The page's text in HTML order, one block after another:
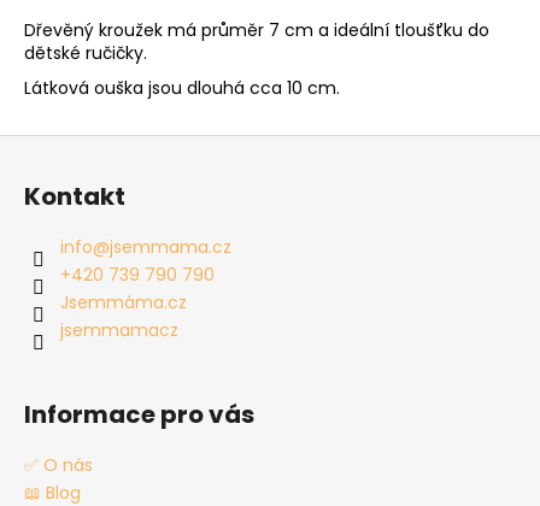
Dřevěný kroužek má průměr 7 cm a ideální tloušťku do
dětské ručičky.
Látková ouška jsou dlouhá cca 10 cm.
Z
Kontakt
info@jsemmama.cz
+420 739 790 790
Jsemmáma.cz
jsemmamacz
Informace pro vás
✅ O nás
📖 Blog